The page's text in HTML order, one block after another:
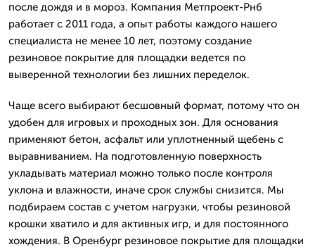
после дождя и в мороз. Компания Метпроект-Рнб
работает с 2011 года, а опыт работы каждого нашего
специалиста не менее 10 лет, поэтому создание
резиновое покрытие для площадки ведется по
выверенной технологии без лишних переделок.
Чаще всего выбирают бесшовный формат, потому что он
удобен для игровых и проходных зон. Для основания
применяют бетон, асфальт или уплотненный щебень с
выравниванием. На подготовленную поверхность
укладывать материал можно только после контроля
уклона и влажности, иначе срок службы снизится. Мы
подбираем состав с учетом нагрузки, чтобы резиновой
крошки хватило и для активных игр, и для постоянного
хождения. В Оренбург резиновое покрытие для площадки